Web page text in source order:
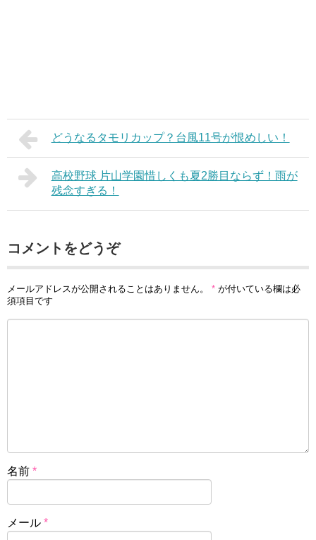
どうなるタモリカップ？台風11号が恨めしい！
高校野球 片山学園惜しくも夏2勝目ならず！雨が
残念すぎる！
コメントをどうぞ
メールアドレスが公開されることはありません。 * が付いている欄は必
須項目です
名前 *
メール *